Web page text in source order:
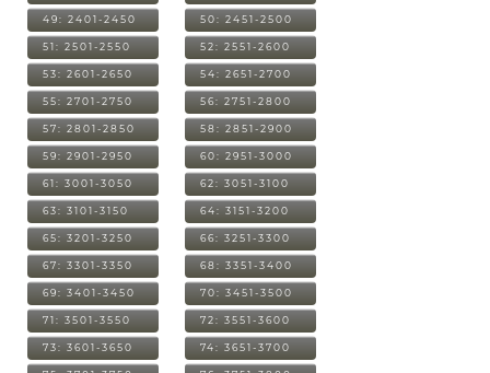
49: 2401-2450 50: 2451-2500
51: 2501-2550 52: 2551-2600
53: 2601-2650 54: 2651-2700
55: 2701-2750 56: 2751-2800
57: 2801-2850 58: 2851-2900
59: 2901-2950 60: 2951-3000
61: 3001-3050 62: 3051-3100
63: 3101-3150 64: 3151-3200
65: 3201-3250 66: 3251-3300
67: 3301-3350 68: 3351-3400
69: 3401-3450 70: 3451-3500
71: 3501-3550 72: 3551-3600
73: 3601-3650 74: 3651-3700